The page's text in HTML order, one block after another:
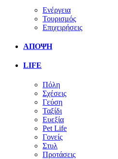
Ενέργεια
Τουρισμός
Επιχειρήσεις
ΑΠΟΨΗ
LIFE
Πόλη
Σχέσεις
Γεύση
Ταξίδι
Ευεξία
Pet Life
Γονείς
Στυλ
Προτάσεις